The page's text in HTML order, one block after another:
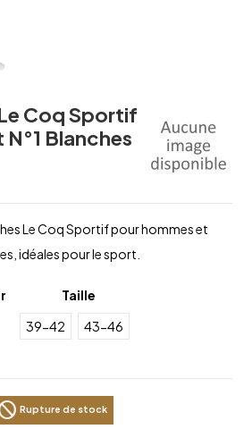
Coq Sportif
Blanches
Le Coq Sportif pour hommes et
idéales pour le sport.
Taille
39-42
43-46
Rupture de stock